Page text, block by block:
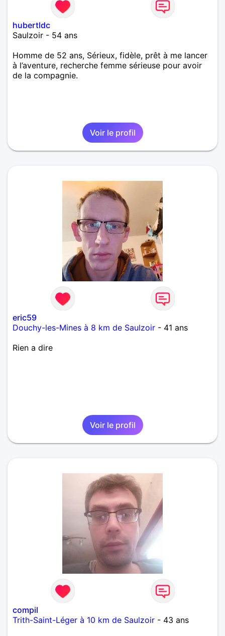
hubertldc
Saulzoir - 54 ans
Homme de 52 ans, Sérieux, fidèle, prêt à me lancer
à l’aventure, recherche femme sérieuse pour avoir
de la compagnie.
Voir le profil
eric59
Douchy-les-Mines à 8 km de Saulzoir - 41 ans
Rien a dire
Voir le profil
compil
Trith-Saint-Léger à 10 km de Saulzoir - 43 ans